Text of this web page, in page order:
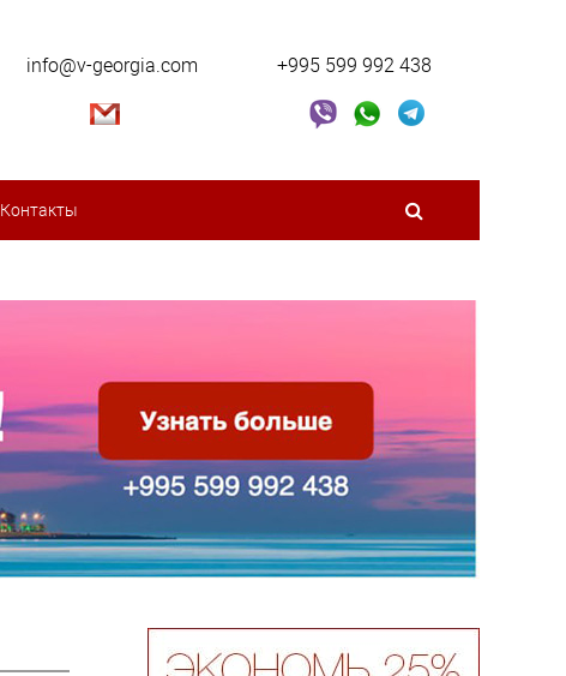
info@v-georgia.com +995 599 992 438
Контакты